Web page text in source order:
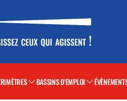
BASSINS D'EMPLOI